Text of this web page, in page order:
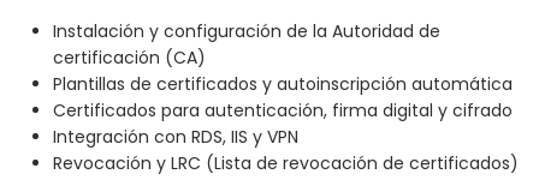
Instalación y configuración de la Autoridad de
certificación (CA)
Plantillas de certificados y autoinscripción automática
Certificados para autenticación, firma digital y cifrado
Integración con RDS, IIS y VPN
Revocación y LRC (Lista de revocación de certificados)